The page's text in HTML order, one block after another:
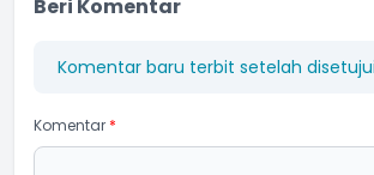
Beri Komentar
Komentar baru terbit setelah
Komentar *